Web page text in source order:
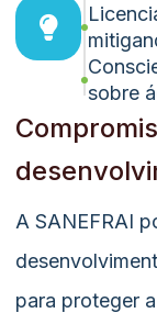
sobre
A SANEFRAI
para proteger